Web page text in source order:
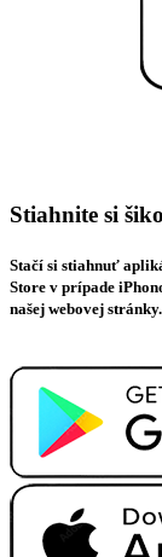
Stiahnite si
Stačí si stiahnuť
Store v prípade
našej webovej